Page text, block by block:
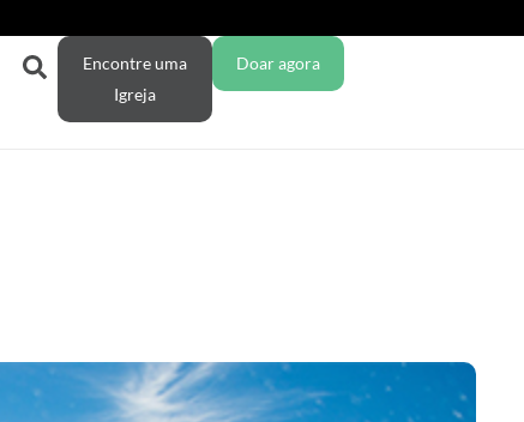
Encontre uma
Igreja
Doar agora